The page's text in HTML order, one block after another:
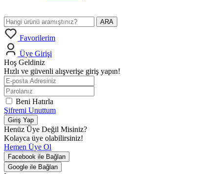
ARA
Favorilerim
Üye Girişi
Hoş Geldiniz
Hızlı ve güvenli alışverişe giriş yapın!
Beni Hatırla
Şifremi Unuttum
Giriş Yap
Henüz Üye Değil Misiniz?
Kolayca üye olabilirsiniz!
Hemen Üye Ol
Facebook ile Bağlan
Google ile Bağlan